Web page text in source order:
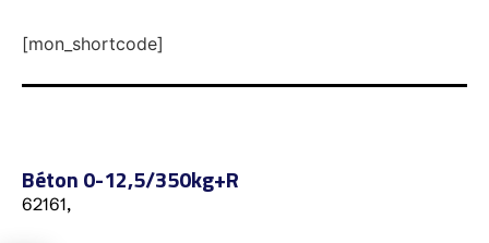
[mon_shortcode]
Béton 0-12,5/350kg+R
62161,